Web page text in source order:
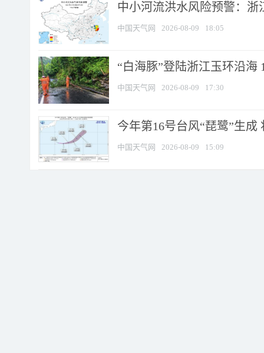
中小河流洪水风险预警：
中国天气网 2026-08-09 18:05
“白海豚”登陆浙江玉环沿海
中国天气网 2026-08-09 17:30
今年第16号台风“琵鹭”生
中国天气网 2026-08-09 15:09